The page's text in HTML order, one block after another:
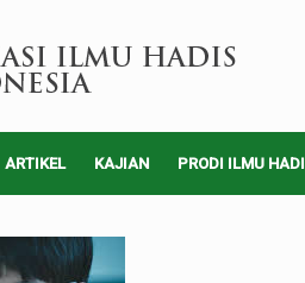
ARTIKEL KAJIAN PRODI ILMU